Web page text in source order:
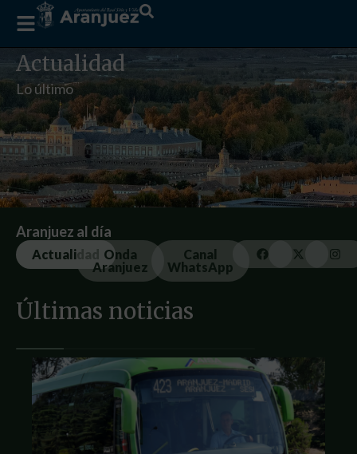
Actualidad
Lo último
Aranjuez al día
Actualidad Onda
Aranjuez
Canal
WhatsApp
Últimas noticias